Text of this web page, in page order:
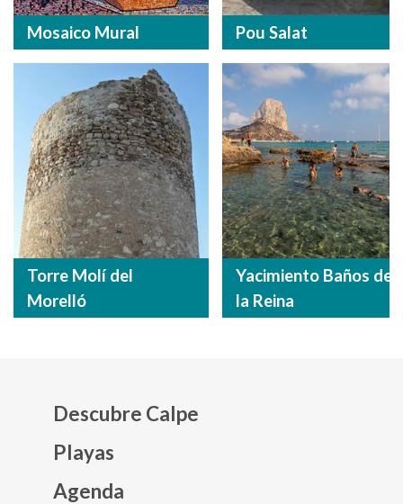
Mosaico Mural Pou Salat
Torre Molí del
Morelló
Yacimiento Baños de
la Reina
Descubre Calpe
Playas
Agenda